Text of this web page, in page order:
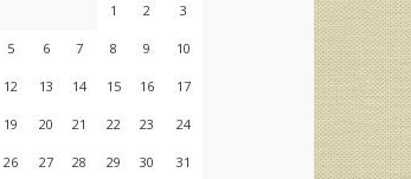
1
2 3
5 6 7 8 9 10
12 13 14 15 16 17
19 20 21 22 23 24
26 27 28 29 30 31